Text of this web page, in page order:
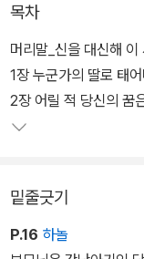
물하는 기프트북’의 상
여성 독자들이 이 책에
운 질문에 차근차근 답
자신의 삶을 완벽하게
자신만의 작고 아름다
신의 삶을 살아갈 자녀
목차
머리말_신을 대신해 이
1장 누군가의 딸로 태
2장 어릴 적 당신의 꿈
밑줄긋기
P.16 하놀